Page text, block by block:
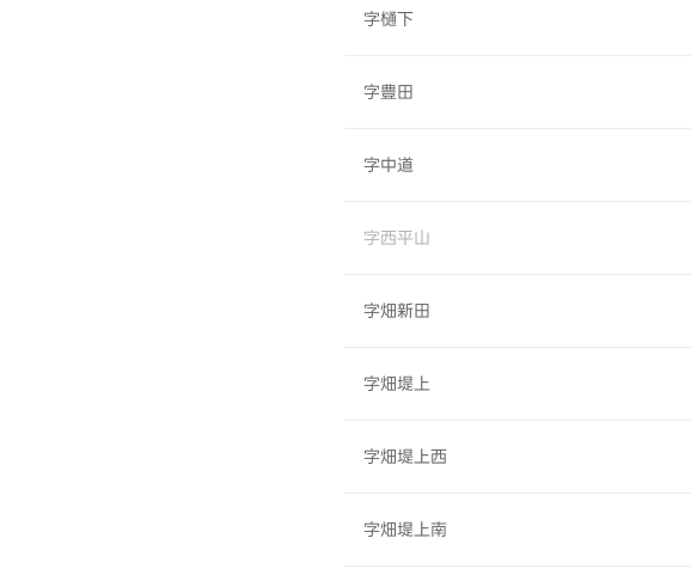
字樋下
字豊田
字中道
字西平山
字畑新田
字畑堤上
字畑堤上西
字畑堤上南